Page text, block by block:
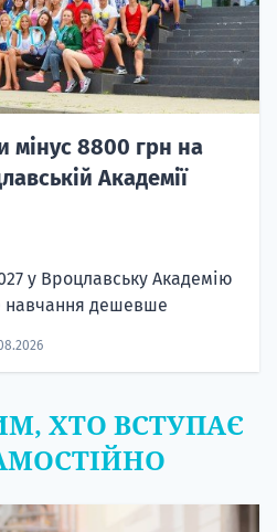
мінус 8800 грн на
Академії
у Вроцлавську Академію
навчання дешевше
ХТО ВСТУПАЄ